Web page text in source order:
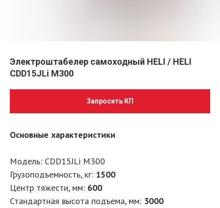
Электроштабелер самоходный HELI / HELI
CDD15JLi M300
Запросить КП
Основные характеристики
Модель: CDD15JLi M300
Грузоподъемность, кг: 1500
Центр тяжести, мм: 600
Стандартная высота подъема, мм: 3000